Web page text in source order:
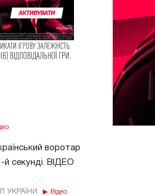
воротар
й секунді. ВІДЕО
УКРАЇНИ Відео